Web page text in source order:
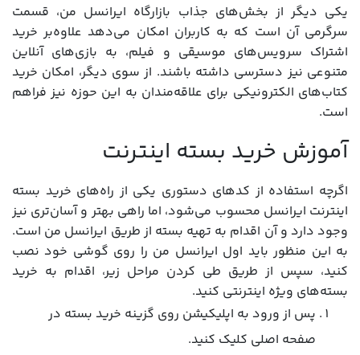
یکی دیگر از بخش‌های جذاب بازارگاه ایرانسل من، قسمت
سرگرمی آن است که به کاربران امکان می‌دهد علاوه‌بر خرید
اشتراک سرویس‌های موسیقی و فیلم، به بازی‌های آنلاین
متنوعی نیز دسترسی داشته باشند. از سوی دیگر، امکان خرید
کتاب‌های الکترونیکی برای علاقه‌مندان به این حوزه نیز فراهم
است.
آموزش خرید بسته اینترنت
اگرچه استفاده از کدهای دستوری یکی از راه‌های خرید بسته
اینترنت ایرانسل محسوب می‌شود، اما راهی بهتر و آسان‌تری نیز
وجود دارد و آن اقدام به تهیه بسته از طریق ایرانسل من است.
به این منظور باید اول ایرانسل من را روی گوشی خود نصب
کنید، سپس از طریق طی کردن مراحل زیر، اقدام به خرید
بسته‌های ویژه اینترنتی کنید.
پس از ورود به اپلیکیشن روی گزینه خرید بسته در
صفحه اصلی کلیک کنید.